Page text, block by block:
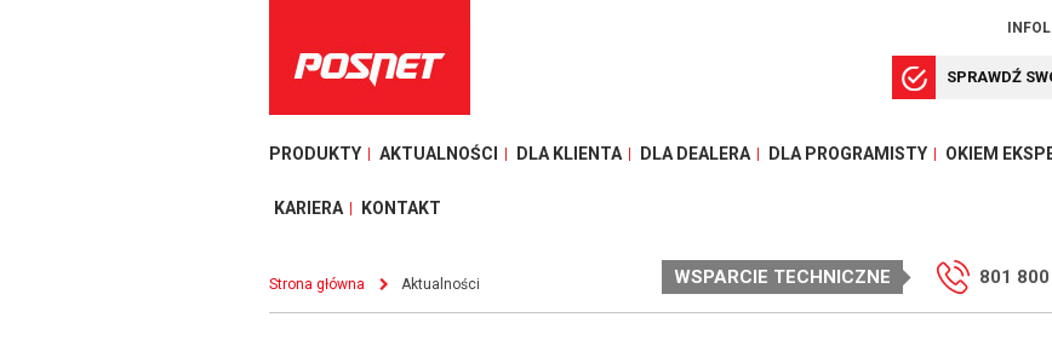
SPRAWDŹ
PRODUKTY AKTUALNOŚCI DLA KLIENTA DLA DEALERA DLA PROGRAMISTY OKIEM
KARIERA KONTAKT
Strona główna Aktualności WSPARCIE TECHNICZNE 801 800